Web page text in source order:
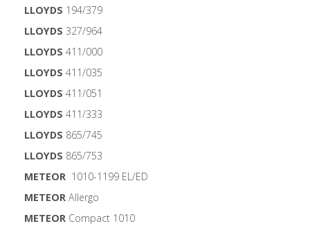
LLOYDS 194/379
LLOYDS 327/964
LLOYDS 411/000
LLOYDS 411/035
LLOYDS 411/051
LLOYDS 411/333
LLOYDS 865/745
LLOYDS 865/753
METEOR 1010-1199 EL/ED
METEOR Allergo
METEOR Compact 1010